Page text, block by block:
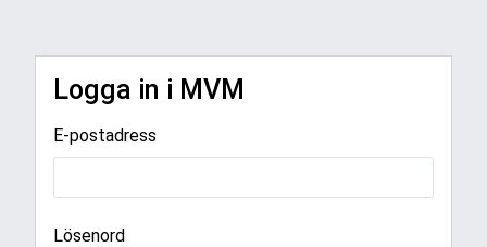
Logga in i MVM
E-postadress
Lösenord